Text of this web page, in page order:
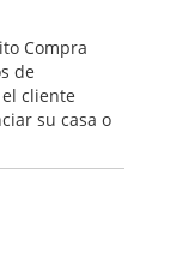
Compra
de
cliente
su casa o